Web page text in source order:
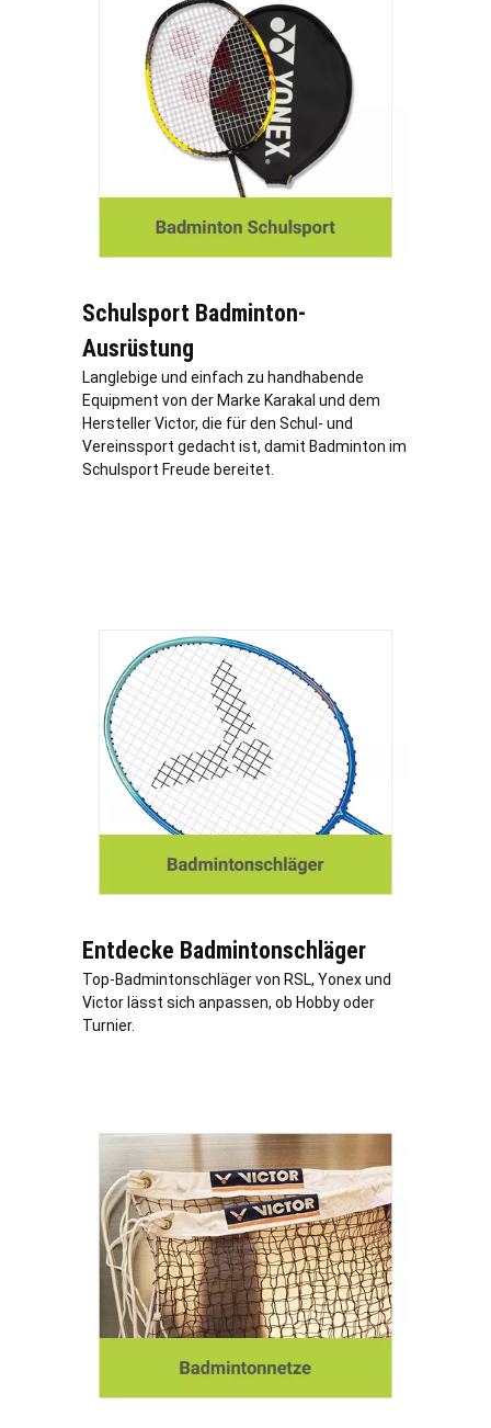
Schulsport Badminton-
Ausrüstung
Langlebige und einfach zu handhabende
Equipment von der Marke Karakal und dem
Hersteller Victor, die für den Schul- und
Vereinssport gedacht ist, damit Badminton im
Schulsport Freude bereitet.
Entdecke Badmintonschläger
Top-Badmintonschläger von RSL, Yonex und
Victor lässt sich anpassen, ob Hobby oder
Turnier.